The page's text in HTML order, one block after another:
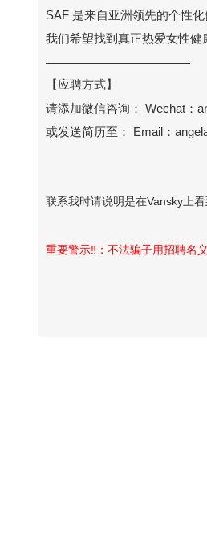
SAF 是来自亚洲领先的个性
我们希望找到真正热爱女性健
————————————
【应聘方式】
请添加微信咨询： Wechat：
或发送简历至： Email：
联系我时请说明是在Vansky上看
重要警示‼️：不法骗子用招聘名